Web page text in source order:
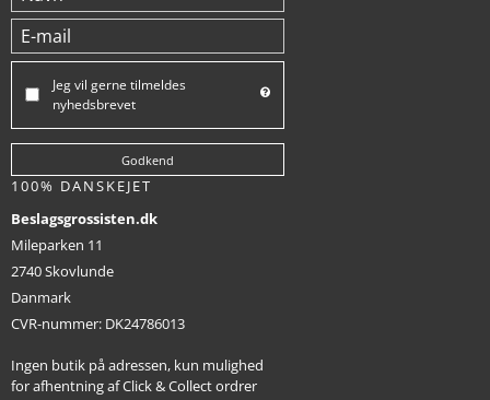
Jeg vil gerne tilmeldes
nyhedsbrevet
Godkend
100% DANSKEJET
Beslagsgrossisten.dk
Mileparken 11
2740 Skovlunde
Danmark
CVR-nummer: DK24786013
Ingen butik på adressen, kun mulighed
for afhentning af Click & Collect ordrer